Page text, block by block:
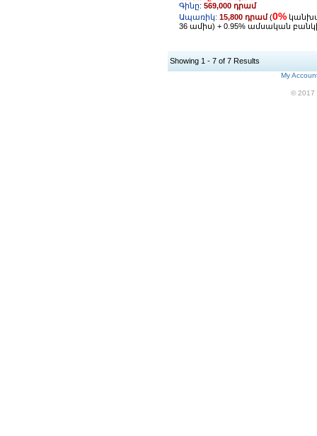
Գինը: 569,000 դրամ
Ապառիկ: 15,800 դրամ(0%
36 ամիս) + 0.95% ամսական
Showing 1 - 7 of 7 Results
My
© 2017